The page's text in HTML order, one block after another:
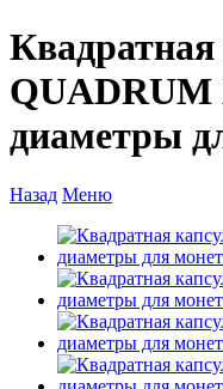
Квадратная
QUADRUM
диаметры
Назад Меню